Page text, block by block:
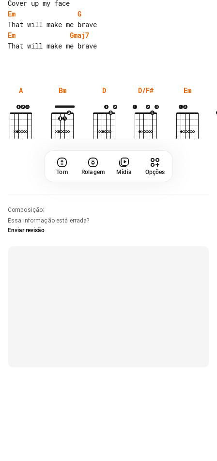
Em
G
Em
Gmaj7
That will make me brave
A Bm D D/F# Em
Tom Rolagem Mídia Opções
Composição:
Essa informação está errada?
Enviar revisão